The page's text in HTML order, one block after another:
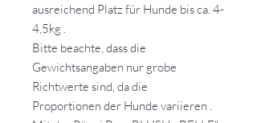
ausreichend Platz für Hunde bis ca. 4-
4,5kg .
Bitte beachte, dass die
Gewichtsangaben nur grobe
Richtwerte sind, da die
Proportionen der Hunde variieren .